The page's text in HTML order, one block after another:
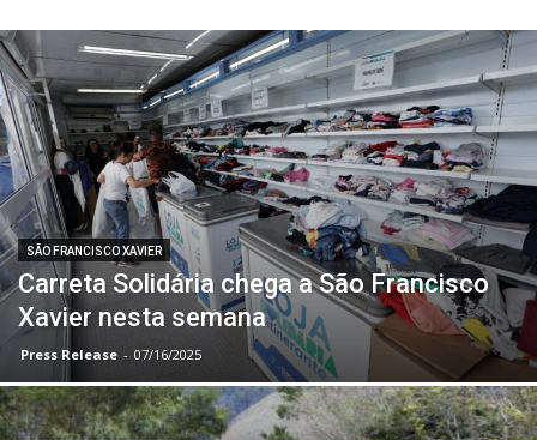
SÃO FRANCISCO XAVIER
Carreta Solidária chega a São Francisco
Xavier nesta semana
Press Release - 07/16/2025